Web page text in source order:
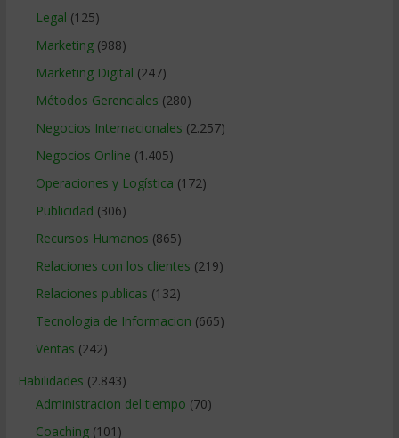
Legal (125)
Marketing(988)
Marketing Digital (247)
Métodos Gerenciales (280)
Negocios Internacionales (2.257)
Negocios Online (1.405)
Operaciones y Logística (172)
Publicidad (306)
Recursos Humanos (865)
Relaciones con los clientes (219)
Relaciones publicas (132)
Tecnologia de Informacion (665)
Ventas (242)
Habilidades (2.843)
Administracion del tiempo (70)
Coaching(101)